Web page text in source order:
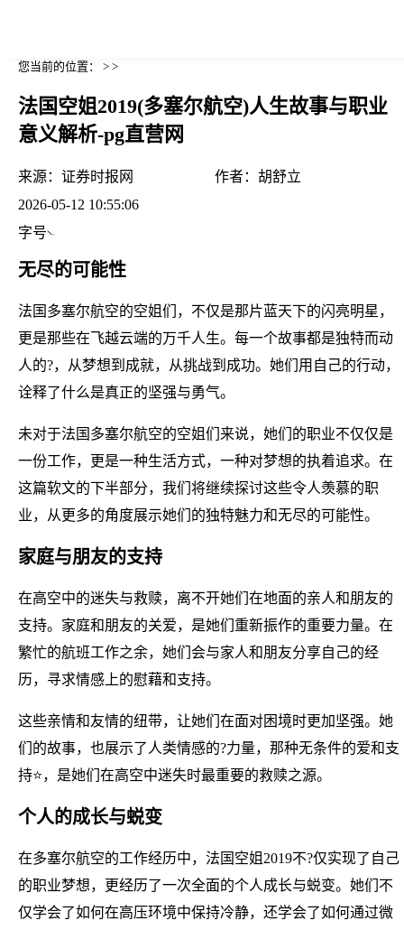
您当前的位置： > >
法国空姐2019(多塞尔航空)人生故事与职业
意义解析-pg直营网
来源： 证券时报网 作者： 胡舒立
2026-05-12 10:55:06
字号
无尽的可能性
法国多塞尔航空的空姐们，不仅是那片蓝天下的闪亮明星，
更是那些在飞越云端的万千人生。每一个故事都是独特而动
人的?，从梦想到成就，从挑战到成功。她们用自己的行动，
诠释了什么是真正的坚强与勇气。
未对于法国多塞尔航空的空姐们来说，她们的职业不仅仅是
一份工作，更是一种生活方式，一种对梦想的执着追求。在
这篇软文的下半部分，我们将继续探讨这些令人羡慕的职
业，从更多的角度展示她们的独特魅力和无尽的可能性。
家庭与朋友的支持
在高空中的迷失与救赎，离不开她们在地面的亲人和朋友的
支持。家庭和朋友的关爱，是她们重新振作的重要力量。在
繁忙的航班工作之余，她们会与家人和朋友分享自己的经
历，寻求情感上的慰藉和支持。
这些亲情和友情的纽带，让她们在面对困境时更加坚强。她
们的故事，也展示了人类情感的?力量，那种无条件的爱和支
持⭐，是她们在高空中迷失时最重要的救赎之源。
个人的成长与蜕变
在多塞尔航空的工作经历中，法国空姐2019不?仅实现了自己
的职业梦想，更经历了一次全面的个人成长与蜕变。她们不
仅学会了如何在高压环境中保持冷静，还学会了如何通过微